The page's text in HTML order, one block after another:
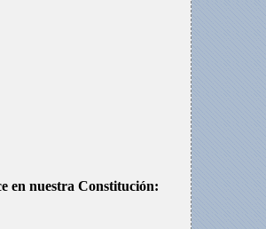
en nuestra Constitución: